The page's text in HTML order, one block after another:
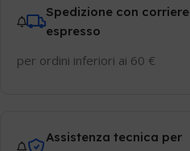
Spedizione con corriere
espresso
per ordini inferiori ai 60 €
Assistenza tecnica per